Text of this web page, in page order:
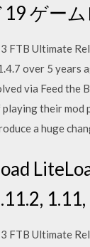
19 ゲー
FTB Ultimate
over 5 years
via Feed the
their mod
a huge
FTB Ultimate